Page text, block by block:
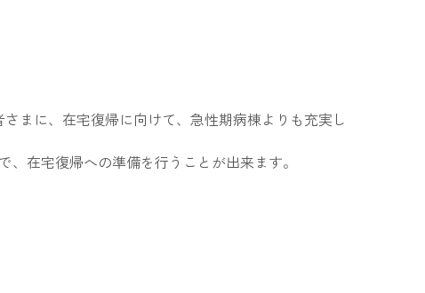
まに、在宅復帰に向けて、急性期病棟よりも充実し
在宅復帰への準備を行うことが出来ます。